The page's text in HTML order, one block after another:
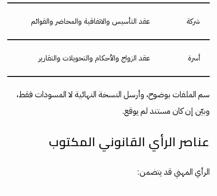
شركة عقد التأسيس والاتفاقية والمحاضر والقوائم
أسرة عقد الزواج والأحكام والتحويلات والتقارير
سم الملفات بوضوح، وأرسل النسخة النهائية لا المسودات فقط،
وبيّن إن كان مستند لم يوقع.
عناصر الرأي القانوني المكتوب
الرأي المهني قد يتضمن: